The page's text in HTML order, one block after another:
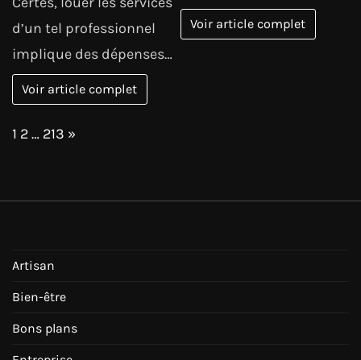
d’un tel professionnel
implique des dépenses…
Voir article complet
Voir article complet
Page:
1 2… 213 Next
»
Artisan
Bien-être
Bons plans